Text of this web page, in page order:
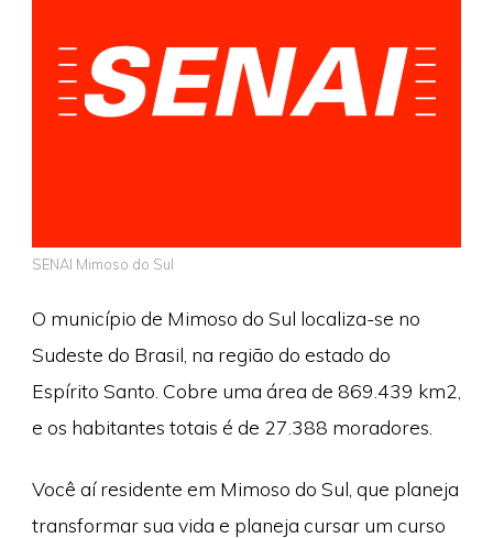
SENAI Mimoso do Sul
O município de Mimoso do Sul localiza-se no
Sudeste do Brasil, na região do estado do
Espírito Santo. Cobre uma área de 869.439 km2,
e os habitantes totais é de 27.388 moradores.
Você aí residente em Mimoso do Sul, que planeja
transformar sua vida e planeja cursar um curso